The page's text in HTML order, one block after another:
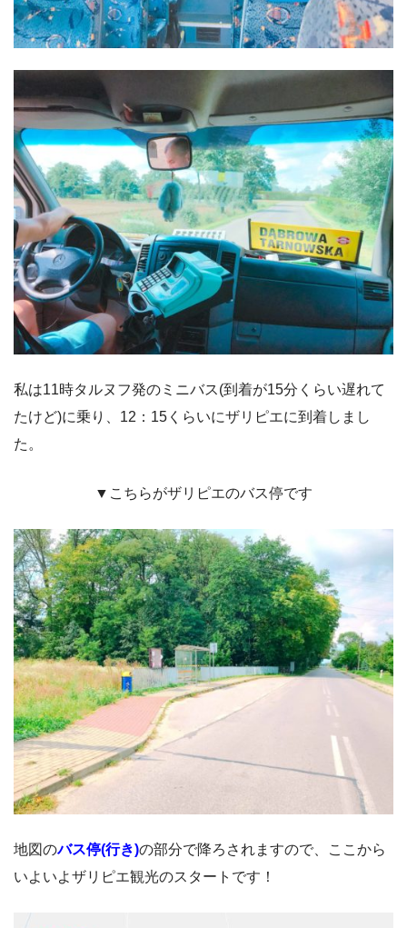
私は11時タルヌフ発のミニバス(到着が15分くらい遅れて
たけど)に乗り、12：15くらいにザリピエに到着しまし
た。
▼こちらがザリピエのバス停です
地図のバス停(行き)の部分で降ろされますので、ここから
いよいよザリピエ観光のスタートです！